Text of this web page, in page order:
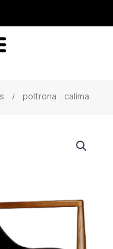
/ poltrona calima